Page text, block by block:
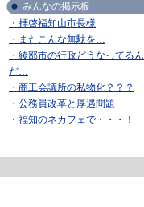
みんなの掲示板
・拝啓福知山市長様
・またこんな無駄を…
・綾部市の行政どうなってるん
だ…
・商工会議所の私物化？？？
・公務員改革と厚遇問題
・福知のネカフェで・・・！